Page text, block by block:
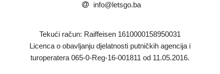
info@letsgo.ba
Tekući račun: Raiffeisen 1610000158950031
​Licenca o obavljanju djelatnosti putničkih agencija i
turoperatera 065-0-Reg-16-001811 od 11.05.2016.